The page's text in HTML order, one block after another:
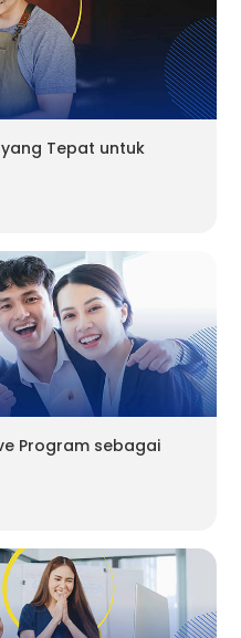
yang Tepat untuk
Program sebagai